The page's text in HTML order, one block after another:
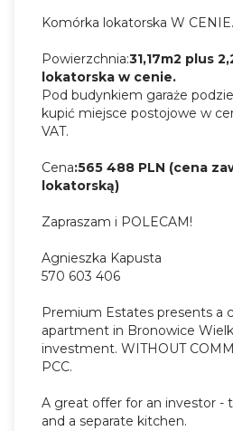
Komórka lokatorska W CENIE.
Powierzchnia:31,17m2 plus
lokatorska w cenie.
Pod budynkiem garaże
kupić miejsce postojowe w
VAT.
Cena:565 488 PLN (cena
lokatorską)
Zapraszam i POLECAM!
Agnieszka Kapusta
570 603 406
Premium Estates presents a
apartment in Bronowice
investment. WITHOUT
PCC.
A great offer for an investor -
and a separate kitchen.